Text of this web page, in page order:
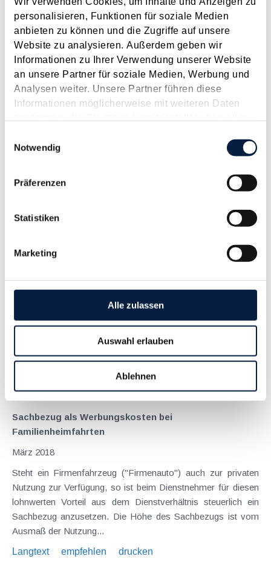
personalisieren, Funktionen für soziale Medien
anbieten zu können und die Zugriffe auf unsere
Website zu analysieren. Außerdem geben wir
Informationen zu Ihrer Verwendung unserer Website
an unsere Partner für soziale Medien, Werbung und
Analysen weiter. Unsere Partner führen diese
Informationen möglicherweise mit weiteren Daten
gesammelt haben.
Notwendig
Präferenzen
Statistiken
Marketing
Alle zulassen
Auswahl erlauben
Ablehnen
Langtext
empfehlen drucken
Kosten für die doppelte Haushaltsführung bei
Verlegung des Familienwohnsitzes steuerlich
Juli 2024
Das BFG hatte sich (GZ RV/7101980/2023 vom 20.2.2024)
mit der steuerlichen Abzugsfähigkeit von Kosten der
doppelten Haushaltsführung auseinanderzusetzen.
Angriffskrieg auf die Ukraine - beantragte eine Arbeitnehmerin
Langtext
"Doppelte Haushaltsführung" bei einer
Die Kosten für den privaten Haushalt sind gewöhnlich dem
Privatbereich zuzuordnen und damit zusammenhängende
des Arbeitsplatzes einen zweiten Haushalt...
Sachbezug als Werbungskosten bei
Familienheimfahrten
März 2018
Steht ein Firmenfahrzeug ("Firmenauto") auch zur privaten
Nutzung zur Verfügung, so ist beim Dienstnehmer für diesen
lohnwerten Vorteil aus dem Dienstverhältnis steuerlich ein
Sachbezug anzusetzen. Die Höhe des Sachbezugs ist vom
Ausmaß der Nutzung...
Langtext
empfehlen drucken